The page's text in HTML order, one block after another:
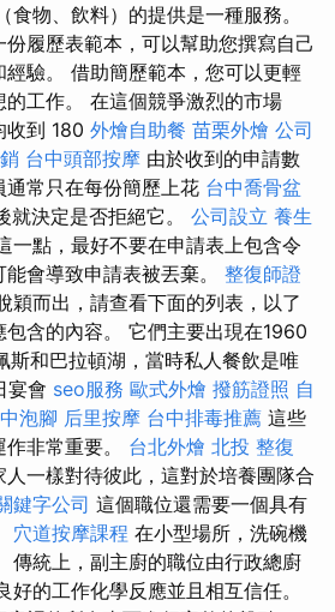
食物、飲料）的提供是一種服務。
履歷表範本，可以幫助您撰寫自己
驗。 借助簡歷範本，您可以更輕
工作。 在這個競爭激烈的市場
收到 180 外燴自助餐 苗栗外燴 公司
台中頭部按摩 由於收到的申請數
常只在每份簡歷上花 台中喬骨盆
就決定是否拒絕它。 公司設立 養生
一點，最好不要在申請表上包含令
會導致申請表被丟棄。 整復師證
穎而出，請查看下面的列表，以了
含的內容。 它們主要出現在1960
斯和巴拉頓湖，當時私人餐飲是唯
宴會 seo服務 歐式外燴 撥筋證照 自
泡腳 后里按摩 台中排毒推薦 這些
非常重要。 台北外燴 北投 整復
一樣對待彼此，這對於培養團隊合
鍵字公司 這個職位還需要一個具有
穴道按摩課程 在小型場所，洗碗機
傳統上，副主廚的職位由行政總廚
的工作化學反應並且相互信任。